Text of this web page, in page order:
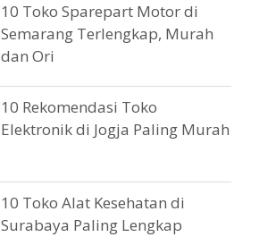
10 Toko Sparepart Motor di
Semarang Terlengkap, Murah
dan Ori
10 Rekomendasi Toko
Elektronik di Jogja Paling Murah
10 Toko Alat Kesehatan di
Surabaya Paling Lengkap